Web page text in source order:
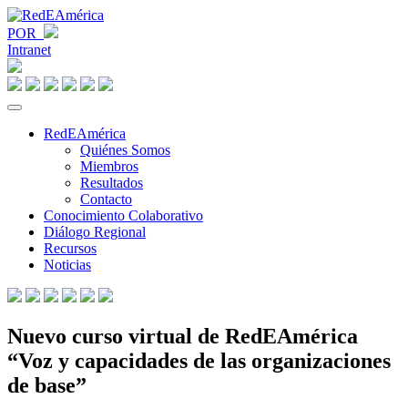
POR
Intranet
RedEAmérica
Quiénes Somos
Miembros
Resultados
Contacto
Conocimiento Colaborativo
Diálogo Regional
Recursos
Noticias
Nuevo curso virtual de RedEAmérica
“Voz y capacidades de las organizaciones
de base”